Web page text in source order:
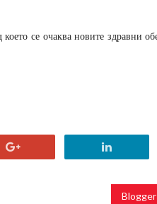
се очаква новите здравни
Blogger